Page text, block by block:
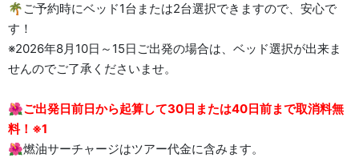
🌴ご予約時にベッド1台または2台選択できますので、安心で
す！
※2026年8月10日～15日ご出発の場合は、ベッド選択が出来ま
せんのでご了承くださいませ。
🌺ご出発日前日から起算して30日または40日前まで取消料無
料！※1
🌺燃油サーチャージはツアー代金に含みます。